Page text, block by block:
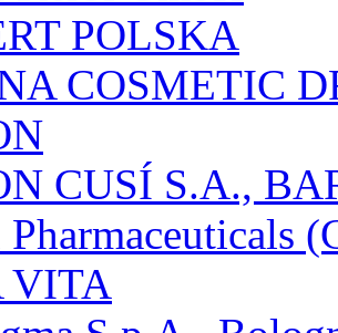
POLSKA
COSMETIC
CUSÍ S.A.,
VITA